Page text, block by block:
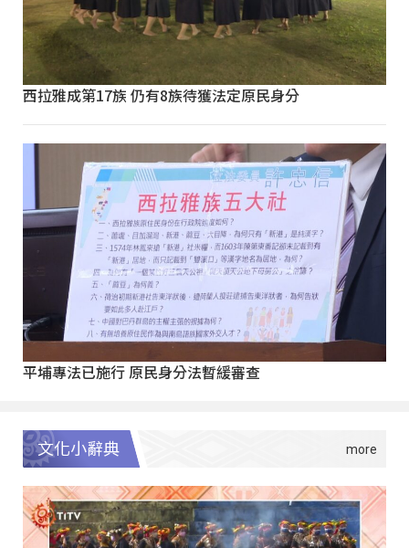
西拉雅成第17族 仍有8族待獲法定原民身分
平埔專法已施行 原民身分法暫緩審查
文化小辭典